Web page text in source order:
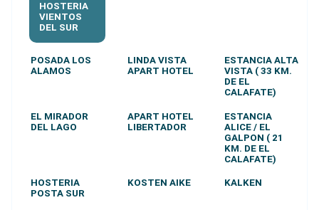
HOSTERIA
VIENTOS
DEL SUR
POSADA LOS
ALAMOS
LINDA VISTA
APART HOTEL
ESTANCIA ALTA
VISTA ( 33 KM.
DE EL
CALAFATE)
EL MIRADOR
DEL LAGO
APART HOTEL
LIBERTADOR
ESTANCIA
ALICE / EL
GALPON ( 21
KM. DE EL
CALAFATE)
HOSTERIA
POSTA SUR
KOSTEN AIKE KALKEN